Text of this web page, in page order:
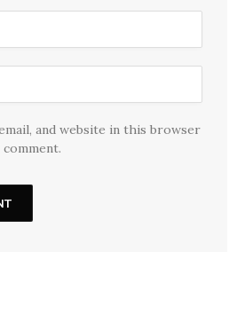
email, and website in this browser